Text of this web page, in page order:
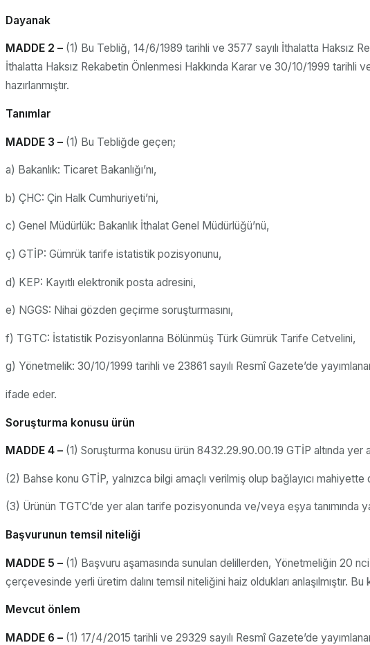
Dayanak
MADDE 2 – (1) Bu Tebliğ, 14/6/1989 tarihli ve 3577 sayılı İthalatta Haksız
İthalatta Haksız Rekabetin Önlenmesi Hakkında Karar ve 30/10/1999 tarihli
hazırlanmıştır.
Tanımlar
MADDE 3 – (1) Bu Tebliğde geçen;
a) Bakanlık: Ticaret Bakanlığı’nı,
b) ÇHC: Çin Halk Cumhuriyeti’ni,
c) Genel Müdürlük: Bakanlık İthalat Genel Müdürlüğü’nü,
ç) GTİP: Gümrük tarife istatistik pozisyonunu,
d) KEP: Kayıtlı elektronik posta adresini,
e) NGGS: Nihai gözden geçirme soruşturmasını,
f) TGTC: İstatistik Pozisyonlarına Bölünmüş Türk Gümrük Tarife Cetvelini,
g) Yönetmelik: 30/10/1999 tarihli ve 23861 sayılı Resmî Gazete’de
ifade eder.
Soruşturma konusu ürün
MADDE 4 – (1) Soruşturma konusu ürün 8432.29.90.00.19 GTİP altında yer
(2) Bahse konu GTİP, yalnızca bilgi amaçlı verilmiş olup bağlayıcı mahiyette
(3) Ürünün TGTC’de yer alan tarife pozisyonunda ve/veya eşya tanımında
Başvurunun temsil niteliği
MADDE 5 – (1) Başvuru aşamasında sunulan delillerden, Yönetmeliğin 20
çerçevesinde yerli üretim dalını temsil niteliğini haiz oldukları anlaşılmıştır.
Mevcut önlem
MADDE 6 – (1) 17/4/2015 tarihli ve 29329 sayılı Resmî Gazete’de